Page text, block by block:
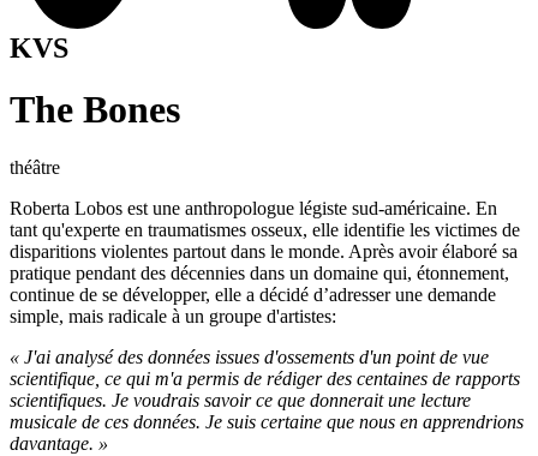
KVS
The Bones
théâtre
Roberta Lobos est une anthropologue légiste sud-américaine. En
tant qu'experte en traumatismes osseux, elle identifie les victimes de
disparitions violentes partout dans le monde. Après avoir élaboré sa
pratique pendant des décennies dans un domaine qui, étonnement,
continue de se développer, elle a décidé d’adresser une demande
simple, mais radicale à un groupe d'artistes:
« J'ai analysé des données issues d'ossements d'un point de vue
scientifique, ce qui m'a permis de rédiger des centaines de rapports
scientifiques. Je voudrais savoir ce que donnerait une lecture
musicale de ces données. Je suis certaine que nous en apprendrions
davantage. »